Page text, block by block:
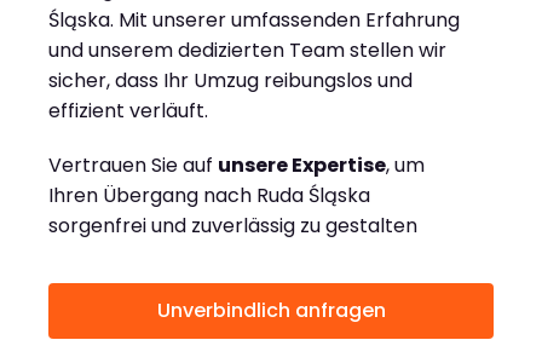
Śląska. Mit unserer umfassenden Erfahrung
und unserem dedizierten Team stellen wir
sicher, dass Ihr Umzug reibungslos und
effizient verläuft.
Vertrauen Sie auf unsere Expertise, um
Ihren Übergang nach Ruda Śląska
sorgenfrei und zuverlässig zu gestalten
Unverbindlich anfragen